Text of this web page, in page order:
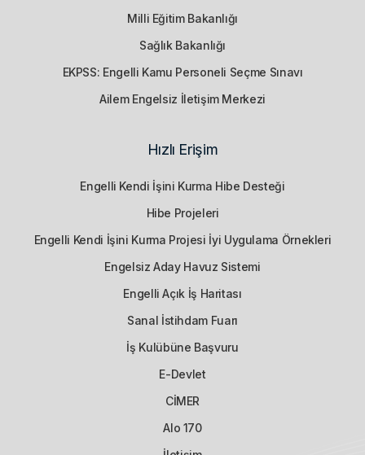
Milli Eğitim Bakanlığı
Sağlık Bakanlığı
EKPSS: Engelli Kamu Personeli Seçme Sınavı
Ailem Engelsiz İletişim Merkezi
Hızlı Erişim
Engelli Kendi İşini Kurma Hibe Desteği
Hibe Projeleri
Engelli Kendi İşini Kurma Projesi İyi Uygulama Örnekleri
Engelsiz Aday Havuz Sistemi
Engelli Açık İş Haritası
Sanal İstihdam Fuarı
İş Kulübüne Başvuru
E-Devlet
CİMER
Alo 170